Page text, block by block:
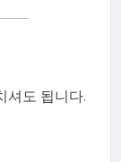
셔도 됩니다.